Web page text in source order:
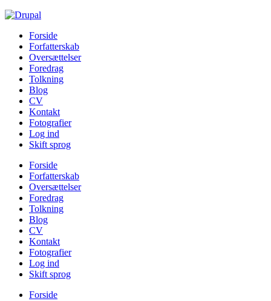
Forside
Forfatterskab
Oversættelser
Foredrag
Tolkning
Blog
CV
Kontakt
Fotografier
Log ind
Skift sprog
Forside
Forfatterskab
Oversættelser
Foredrag
Tolkning
Blog
CV
Kontakt
Fotografier
Log ind
Skift sprog
Forside